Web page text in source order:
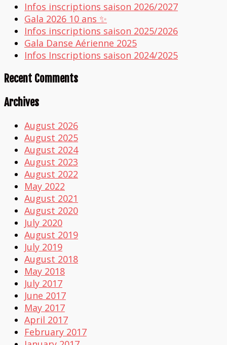
Infos inscriptions saison 2026/2027
Gala 2026 10 ans ✨
Infos inscriptions saison 2025/2026
Gala Danse Aérienne 2025
Infos Inscriptions saison 2024/2025
Recent Comments
Archives
August 2026
August 2025
August 2024
August 2023
August 2022
May 2022
August 2021
August 2020
July 2020
August 2019
July 2019
August 2018
May 2018
July 2017
June 2017
May 2017
April 2017
February 2017